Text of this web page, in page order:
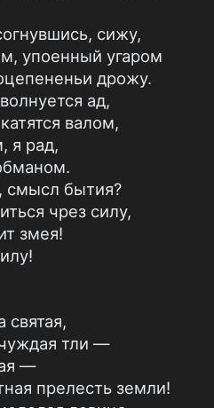
сижу,
упоенный угаром
дрожу.
ад,
валом,
я рад,
смысл бытия?
чрез силу,
змея!
святая,
тли —
—
прелесть земли!